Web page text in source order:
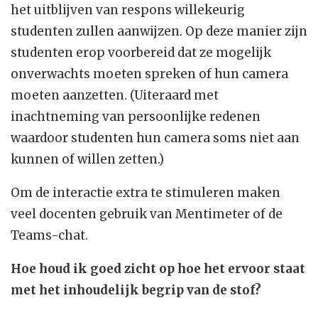
het uitblijven van respons willekeurig
studenten zullen aanwijzen. Op deze manier zijn
studenten erop voorbereid dat ze mogelijk
onverwachts moeten spreken of hun camera
moeten aanzetten. (Uiteraard met
inachtneming van persoonlijke redenen
waardoor studenten hun camera soms niet aan
kunnen of willen zetten.)
Om de interactie extra te stimuleren maken
veel docenten gebruik van Mentimeter of de
Teams-chat.
Hoe houd ik goed zicht op hoe het ervoor staat
met het inhoudelijk begrip van de stof?